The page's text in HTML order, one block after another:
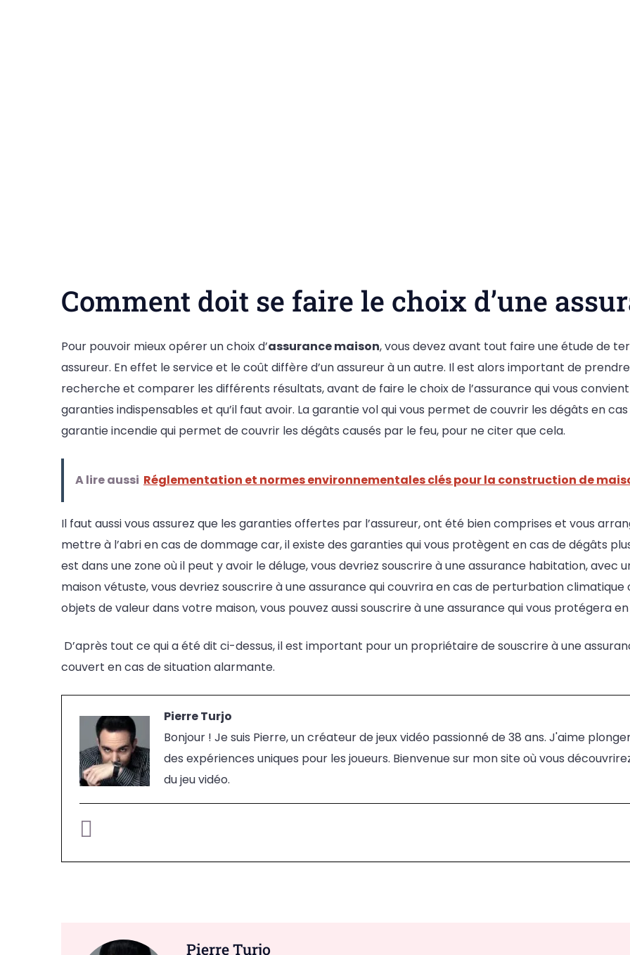
Comment doit se faire le choix d’une
Pour pouvoir mieux opérer un choix d’assurance maison, vous devez avant tout faire une étude de
assureur. En effet le service et le coût diffère d’un assureur à un autre. Il est alors important de
recherche et comparer les différents résultats, avant de faire le choix de l’assurance qui vous convient
garanties indispensables et qu’il faut avoir. La garantie vol qui vous permet de couvrir les dégâts en
garantie incendie qui permet de couvrir les dégâts causés par le feu, pour ne citer que cela.
A lire aussi Réglementation et normes environnementales clés pour la construction de
Il faut aussi vous assurez que les garanties offertes par l’assureur, ont été bien comprises et vous
mettre à l’abri en cas de dommage car, il existe des garanties qui vous protègent en cas de dégâts
est dans une zone où il peut y avoir le déluge, vous devriez souscrire à une assurance habitation, avec
maison vétuste, vous devriez souscrire à une assurance qui couvrira en cas de perturbation climatique
objets de valeur dans votre maison, vous pouvez aussi souscrire à une assurance qui vous protégera en
D’après tout ce qui a été dit ci-dessus, il est important pour un propriétaire de souscrire à une
couvert en cas de situation alarmante.
Pierre Turjo
Bonjour ! Je suis Pierre, un créateur de jeux vidéo passionné de 38 ans. J'aime
des expériences uniques pour les joueurs. Bienvenue sur mon site où vous
du jeu vidéo.
Pierre Turjo